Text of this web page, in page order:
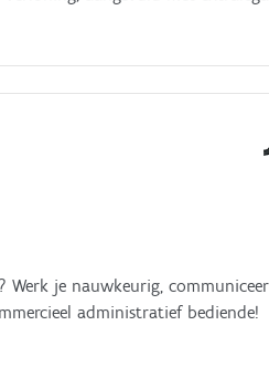
Werk je nauwkeurig,
administratief bediende!